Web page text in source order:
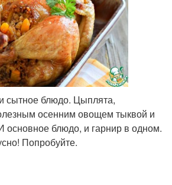
сытное блюдо. Цыплята,
осенним овощем тыквой и
блюдо, и гарнир в одном.
Попробуйте.